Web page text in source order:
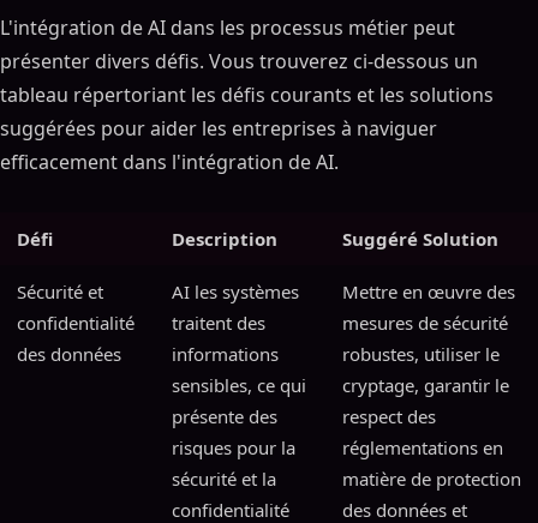
L'intégration de AI dans les processus métier peut
présenter divers défis. Vous trouverez ci-dessous un
tableau répertoriant les défis courants et les solutions
suggérées pour aider les entreprises à naviguer
efficacement dans l'intégration de AI.
Défi Description Suggéré Solution
Sécurité et
confidentialité
des données
AI les systèmes
traitent des
informations
sensibles, ce qui
présente des
risques pour la
sécurité et la
confidentialité
Mettre en œuvre des
mesures de sécurité
robustes, utiliser le
cryptage, garantir le
respect des
réglementations en
matière de protection
des données et